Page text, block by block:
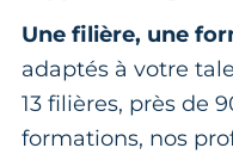
Une filière, une
adaptés à votre
13 filières, près de
formations, nos